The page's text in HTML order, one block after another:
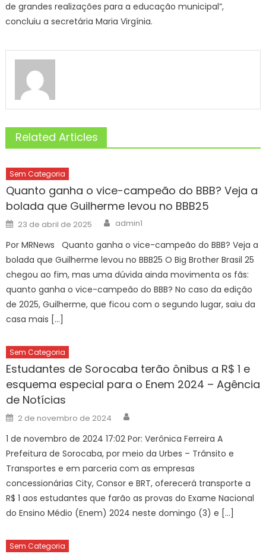
de grandes realizações para a educação municipal”,
concluiu a secretária Maria Virgínia.
Related Articles
Sem Categoria
Quanto ganha o vice-campeão do BBB? Veja a
bolada que Guilherme levou no BBB25
Posted
on
23 de abril de 2025 Author
admin1
Por MRNews Quanto ganha o vice-campeão do BBB? Veja a
bolada que Guilherme levou no BBB25 O Big Brother Brasil 25
chegou ao fim, mas uma dúvida ainda movimenta os fãs:
quanto ganha o vice-campeão do BBB? No caso da edição
de 2025, Guilherme, que ficou com o segundo lugar, saiu da
casa mais […]
Sem Categoria
Estudantes de Sorocaba terão ônibus a R$ 1 e
esquema especial para o Enem 2024 – Agência
de Notícias
Posted
on
2 de novembro de 2024
1 de novembro de 2024 17:02 Por: Verônica Ferreira A
Prefeitura de Sorocaba, por meio da Urbes – Trânsito e
Transportes e em parceria com as empresas
concessionárias City, Consor e BRT, oferecerá transporte a
R$ 1 aos estudantes que farão as provas do Exame Nacional
do Ensino Médio (Enem) 2024 neste domingo (3) e […]
Sem Categoria